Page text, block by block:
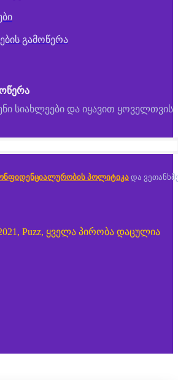
გამოწერა
სიახლეები და იყავით ყოველთვის
პოლიტიკა და
Puzz, ყველა პირობა დაცულია